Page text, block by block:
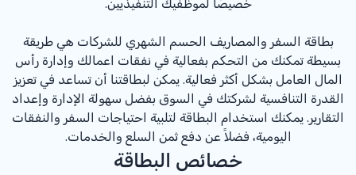
بطاقة السفر والمصاريف الحسم الشهري للشركات هي طريقة
بسيطة تمكنك من التحكم بفعالية في نفقات اعمالك وإدارة رأس
المال العامل بشكل أكثر فعالية. يمكن لبطاقتنا أن تساعد في تعزيز
القدرة التنافسية لشركتك في السوق بفضل سهولة الإدارة وإعداد
التقارير. يمكنك استخدام البطاقة لتلبية احتياجات السفر والنفقات
اليومية، فضلاً عن دفع ثمن السلع والخدمات.
خصائص البطاقة